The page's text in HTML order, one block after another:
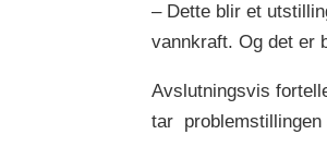
– Dette blir et
vannkraft. Og det er
Avslutningsvis
tar problemstillingen